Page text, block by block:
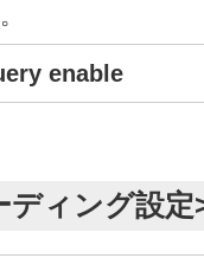
enable
ディング設定